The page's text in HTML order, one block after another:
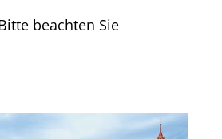
beachten Sie